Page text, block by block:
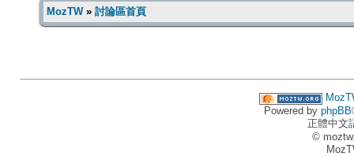
MozTW» 討論區首頁
Powered by phpBB
正體中文
©